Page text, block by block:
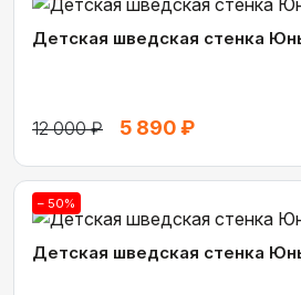
Детская шведская стенка
12 000 ₽ 5 890 ₽
– 50%
Детская шведская стенка